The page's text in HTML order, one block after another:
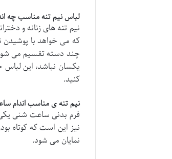
لباس نیم تنه مناسب چه
نیم تنه های زنانه و
که می خواهد با پوشیدن
چند دسته تقسیم می
یکسان نباشد، این
کنید.
نیم تنه ی مناسب اندام
فرم بدنی ساعت شنی
نیز این است که کوتاه
نمایان می شود.